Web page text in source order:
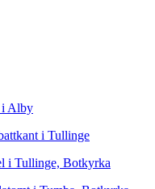
i Alby
i Tullinge
i Tullinge, Botkyrka